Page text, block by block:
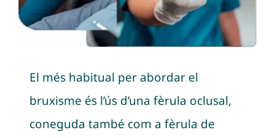
El més habitual per abordar el
bruxisme és l’ús d’una fèrula oclusal,
coneguda també com a fèrula de